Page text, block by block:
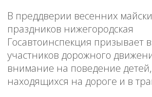
В преддверии весенних
праздников нижегородская
Госавтоинспекция призывает
участников дорожного
внимание на поведение детей,
находящихся на дороге и в